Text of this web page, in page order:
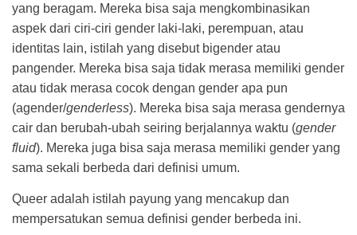
yang beragam. Mereka bisa saja mengkombinasikan
aspek dari ciri-ciri gender laki-laki, perempuan, atau
identitas lain, istilah yang disebut bigender atau
pangender. Mereka bisa saja tidak merasa memiliki gender
atau tidak merasa cocok dengan gender apa pun
(agender/genderless). Mereka bisa saja merasa gendernya
cair dan berubah-ubah seiring berjalannya waktu (gender
fluid). Mereka juga bisa saja merasa memiliki gender yang
sama sekali berbeda dari definisi umum.
Queer adalah istilah payung yang mencakup dan
mempersatukan semua definisi gender berbeda ini.